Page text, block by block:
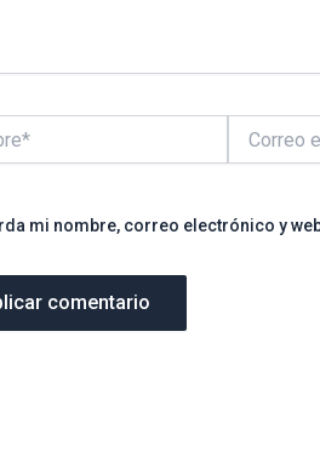
mi nombre, correo electrónico y